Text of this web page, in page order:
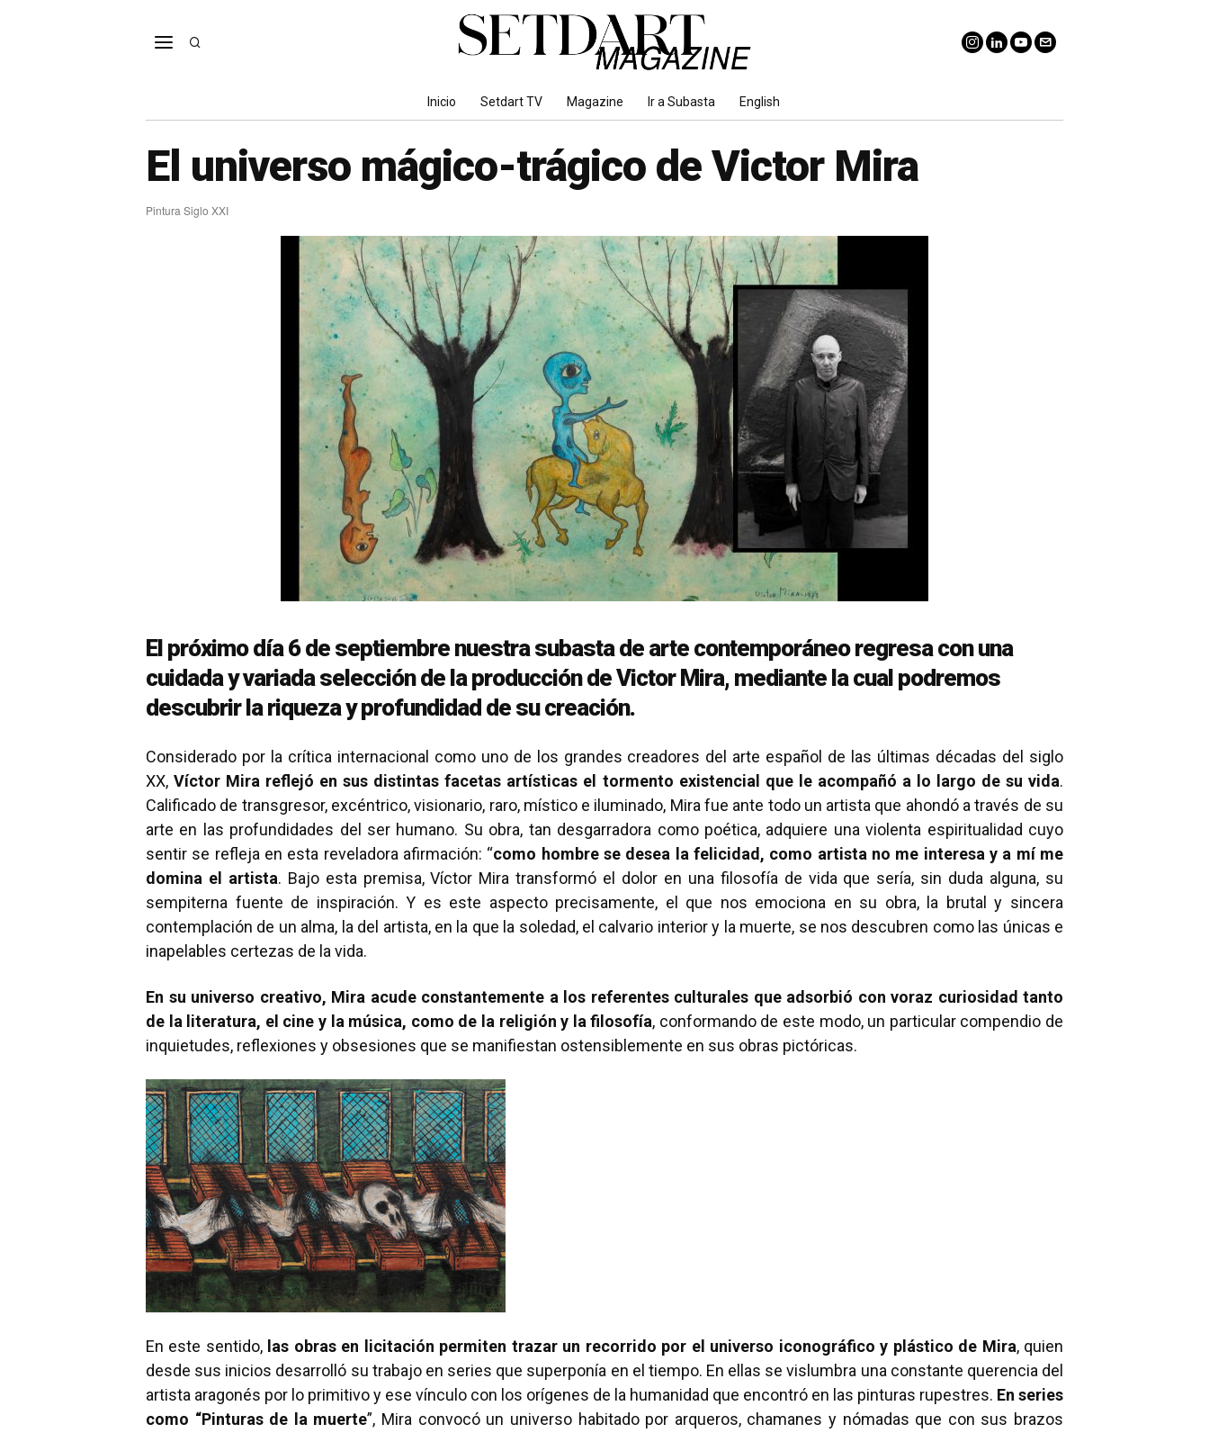
Inicio Setdart TV Magazine Ir a Subasta English
El universo mágico-trágico de Victor Mira
Pintura Siglo XXI
El próximo día 6 de septiembre nuestra subasta de arte contemporáneo regresa con una
cuidada y variada selección de la producción de Victor Mira, mediante la cual podremos
descubrir la riqueza y profundidad de su creación.
Considerado por la crítica internacional como uno de los grandes creadores del arte español de las últimas décadas del siglo
XX,Víctor Mira reflejó en sus distintas facetas artísticas el tormento existencial que le acompañó a lo largo de su vida.
Calificado de transgresor, excéntrico, visionario, raro, místico e iluminado, Mira fue ante todo un artista que ahondó a través de su
arte en las profundidades del ser humano. Su obra, tan desgarradora como poética, adquiere una violenta espiritualidad cuyo
sentir se refleja en esta reveladora afirmación: “como hombre se desea la felicidad, como artista no me interesa y a mí me
domina el artista. Bajo esta premisa, Víctor Mira transformó el dolor en una filosofía de vida que sería, sin duda alguna, su
sempiterna fuente de inspiración. Y es este aspecto precisamente, el que nos emociona en su obra, la brutal y sincera
contemplación de un alma, la del artista, en la que la soledad, el calvario interior y la muerte, se nos descubren como las únicas e
inapelables certezas de la vida.
En su universo creativo, Mira acude constantemente a los referentes culturales que adsorbió con voraz curiosidad tanto
de la literatura, el cine y la música, como de la religión y la filosofía, conformando de este modo, un particular compendio de
inquietudes, reflexiones y obsesiones que se manifiestan ostensiblemente en sus obras pictóricas.
En este sentido, las obras en licitación permiten trazar un recorrido por el universo iconográfico y plástico de Mira, quien
desde sus inicios desarrolló su trabajo en series que superponía en el tiempo. En ellas se vislumbra una constante querencia del
artista aragonés por lo primitivo y ese vínculo con los orígenes de la humanidad que encontró en las pinturas rupestres. En series
como “Pinturas de la muerte”, Mira convocó un universo habitado por arqueros, chamanes y nómadas que con sus brazos